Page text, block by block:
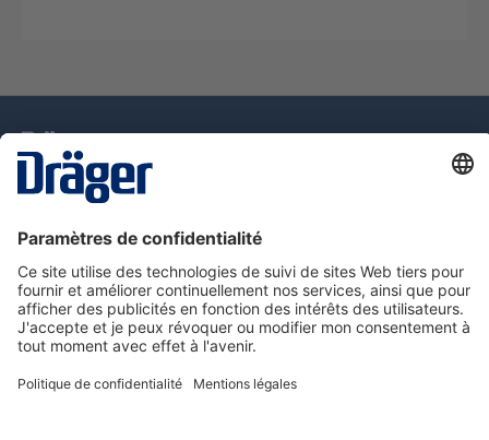
pour la vie
Assistance téléphonique
A propos de Dräger
Information